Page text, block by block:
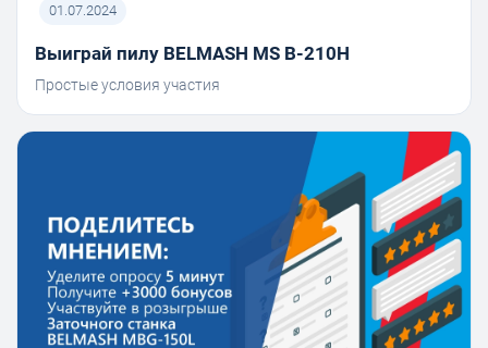
01.07.2024
Выиграй пилу BELMASH MS B-210H
Простые условия участия